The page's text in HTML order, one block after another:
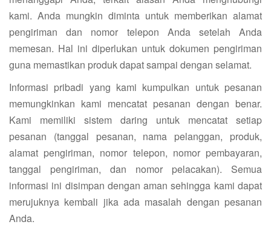
kami. Anda mungkin diminta untuk memberikan alamat
pengiriman dan nomor telepon Anda setelah Anda
memesan. Hal ini diperlukan untuk dokumen pengiriman
guna memastikan produk dapat sampai dengan selamat.
Informasi pribadi yang kami kumpulkan untuk pesanan
memungkinkan kami mencatat pesanan dengan benar.
Kami memiliki sistem daring untuk mencatat setiap
pesanan (tanggal pesanan, nama pelanggan, produk,
alamat pengiriman, nomor telepon, nomor pembayaran,
tanggal pengiriman, dan nomor pelacakan). Semua
informasi ini disimpan dengan aman sehingga kami dapat
merujuknya kembali jika ada masalah dengan pesanan
Anda.